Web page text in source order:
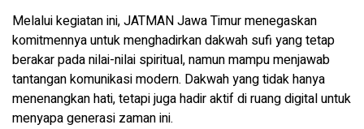
Melalui kegiatan ini, JATMAN Jawa Timur menegaskan
komitmennya untuk menghadirkan dakwah sufi yang tetap
berakar pada nilai-nilai spiritual, namun mampu menjawab
tantangan komunikasi modern. Dakwah yang tidak hanya
menenangkan hati, tetapi juga hadir aktif di ruang digital untuk
menyapa generasi zaman ini.